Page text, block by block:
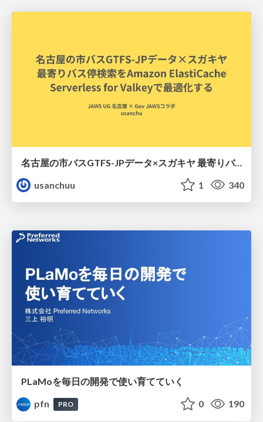
名古屋の市バスGTFS-JPデータ×スガキヤ 最寄りバス停検索をAmazon ElastiCache Serverless for Valkeyで最適化する
usanchuu
1 340
PLaMoを毎日の開発で使い育てていく
pfn
PRO 0 190